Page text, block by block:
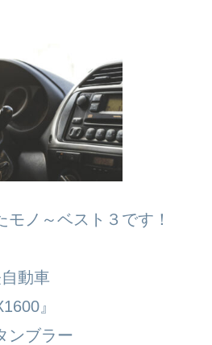
ノ～ベスト３です！
動車
』
ンブラー